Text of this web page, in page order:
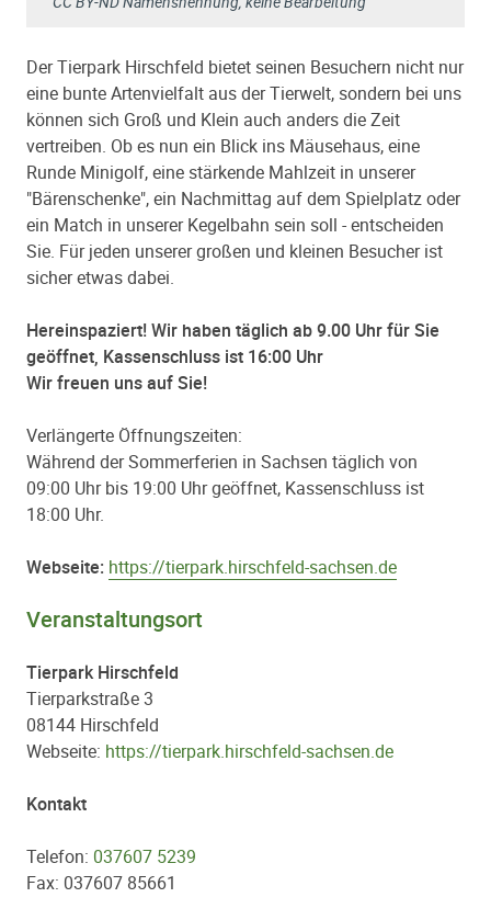
Der Tierpark Hirschfeld bietet seinen Besuchern nicht nur
eine bunte Artenvielfalt aus der Tierwelt, sondern bei uns
können sich Groß und Klein auch anders die Zeit
vertreiben. Ob es nun ein Blick ins Mäusehaus, eine
Runde Minigolf, eine stärkende Mahlzeit in unserer
"Bärenschenke", ein Nachmittag auf dem Spielplatz oder
ein Match in unserer Kegelbahn sein soll - entscheiden
Sie. Für jeden unserer großen und kleinen Besucher ist
sicher etwas dabei.
Hereinspaziert! Wir haben täglich ab 9.00 Uhr für Sie
geöffnet, Kassenschluss ist 16:00 Uhr
Wir freuen uns auf Sie!
Verlängerte Öffnungszeiten:
Während der Sommerferien in Sachsen täglich von
09:00 Uhr bis 19:00 Uhr geöffnet, Kassenschluss ist
18:00 Uhr.
Webseite: https://tierpark.hirschfeld-sachsen.de
Veranstaltungsort
Tierpark Hirschfeld
Tierparkstraße 3
08144 Hirschfeld
Webseite: https://tierpark.hirschfeld-sachsen.de
Kontakt
Telefon: 037607 5239
Fax: 037607 85661